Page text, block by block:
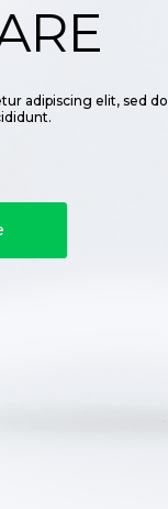
adipiscing elit, sed do